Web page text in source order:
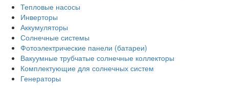
Тепловые насосы
Инверторы
Аккумуляторы
Солнечные системы
Фотоэлектрические панели (батареи)
Вакуумные трубчатые солнечные коллекторы
Комплектующие для солнечных систем
Генераторы